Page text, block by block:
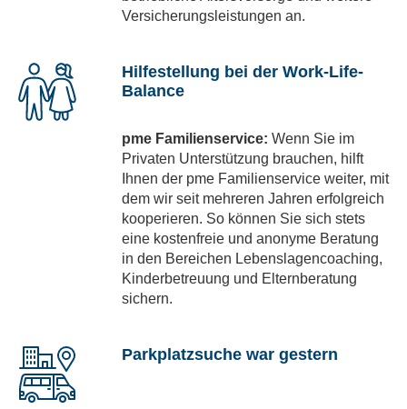
Versicherungsleistungen an.
Hilfestellung bei der Work-Life-
Balance
pme Familienservice: Wenn Sie im
Privaten Unterstützung brauchen, hilft
Ihnen der pme Familienservice weiter, mit
dem wir seit mehreren Jahren erfolgreich
kooperieren. So können Sie sich stets
eine kostenfreie und anonyme Beratung
in den Bereichen Lebenslagencoaching,
Kinderbetreuung und Elternberatung
sichern.
Parkplatzsuche war gestern